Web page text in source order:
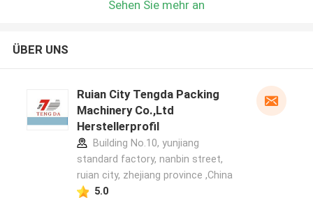
Sehen Sie mehr an
ÜBER UNS
Ruian City Tengda Packing
Machinery Co.,Ltd
Herstellerprofil
Building No.10, yunjiang
standard factory, nanbin street,
ruian city, zhejiang province ,China
5.0